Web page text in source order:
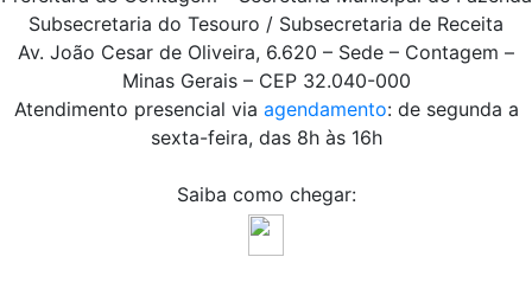
Subsecretaria do Tesouro / Subsecretaria de Receita
Av. João Cesar de Oliveira, 6.620 – Sede – Contagem –
Minas Gerais – CEP 32.040-000
Atendimento presencial via agendamento: de segunda a
sexta-feira, das 8h às 16h
Saiba como chegar: